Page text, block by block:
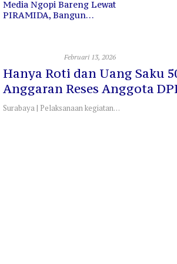
Media Ngopi Bareng Lewat
PIRAMIDA, Bangun
Februari 13, 2026
Hanya Roti dan Uang Saku
Anggaran Reses Anggota
PPP Komisi C Perlu
Surabaya | Pelaksanaan kegiatan…